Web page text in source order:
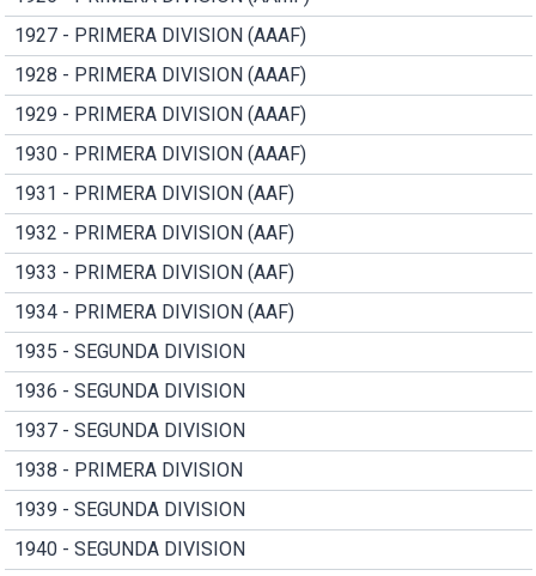
1927 - PRIMERA DIVISION (AAAF)
1928 - PRIMERA DIVISION (AAAF)
1929 - PRIMERA DIVISION (AAAF)
1930 - PRIMERA DIVISION (AAAF)
1931 - PRIMERA DIVISION (AAF)
1932 - PRIMERA DIVISION (AAF)
1933 - PRIMERA DIVISION (AAF)
1934 - PRIMERA DIVISION (AAF)
1935 - SEGUNDA DIVISION
1936 - SEGUNDA DIVISION
1937 - SEGUNDA DIVISION
1938 - PRIMERA DIVISION
1939 - SEGUNDA DIVISION
1940 - SEGUNDA DIVISION